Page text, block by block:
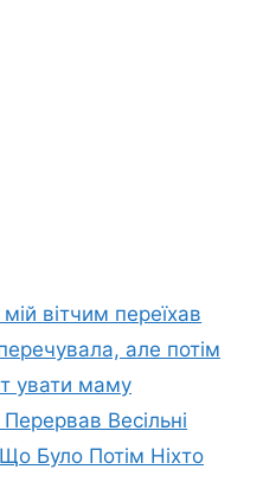
вітчим переїхав
але потім
увати маму
Весільні
Було Потім Ніхто